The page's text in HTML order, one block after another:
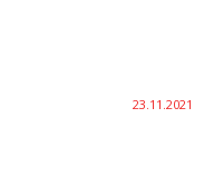
23.11.2021